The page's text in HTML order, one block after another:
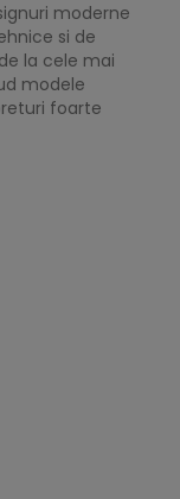
moderne
si de
la cele mai
modele
foarte